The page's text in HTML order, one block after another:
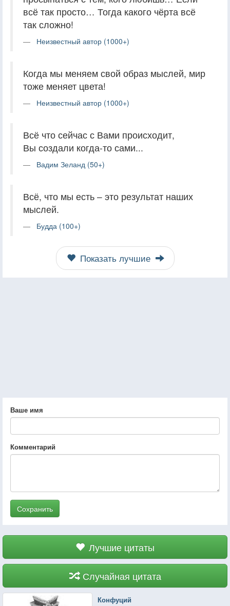
всё так просто… Тогда какого чёрта всё
так сложно!
Неизвестный автор (1000+)
Когда мы меняем свой образ мыслей, мир
тоже меняет цвета!
Неизвестный автор (1000+)
Всё что сейчас с Вами происходит,
Вы создали когда-то сами...
Вадим Зеланд (50+)
Всё, что мы есть – это результат наших
мыслей.
Будда (100+)
Показать лучшие
Ваше имя
Комментарий
Сохранить
Лучшие цитаты
Случайная цитата
Конфуций